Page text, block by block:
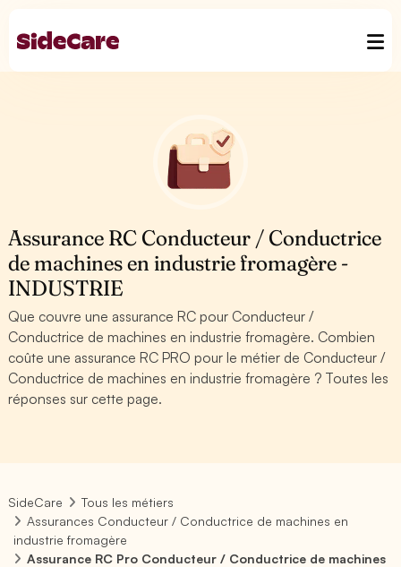
Assurance RC Conducteur / Conductrice
de machines en industrie fromagère -
INDUSTRIE
Que couvre une assurance RC pour Conducteur /
Conductrice de machines en industrie fromagère. Combien
coûte une assurance RC PRO pour le métier de Conducteur /
Conductrice de machines en industrie fromagère ? Toutes les
réponses sur cette page.
SideCare
Tous les métiers
Assurances Conducteur / Conductrice de machines en
industrie fromagère
Assurance RC Pro Conducteur / Conductrice de machines